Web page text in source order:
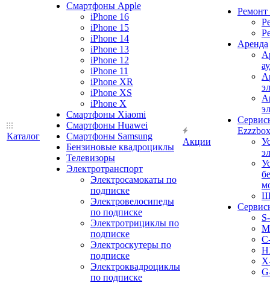
Каталог
Смартфоны Apple
iPhone 16
iPhone 15
iPhone 14
iPhone 13
iPhone 12
iPhone 11
iPhone XR
iPhone XS
iPhone X
Смартфоны Xiaomi
Смартфоны Huawei
Смартфоны Samsung
Бензиновые квадроциклы
Телевизоры
Электротранспорт
Электросамокаты по
подписке
Электровелосипеды
по подписке
Электротрициклы по
подписке
Электроскутеры по
подписке
Электроквадроциклы
по подписке
Акции
Ремонт
Аренда
Ezzzbox